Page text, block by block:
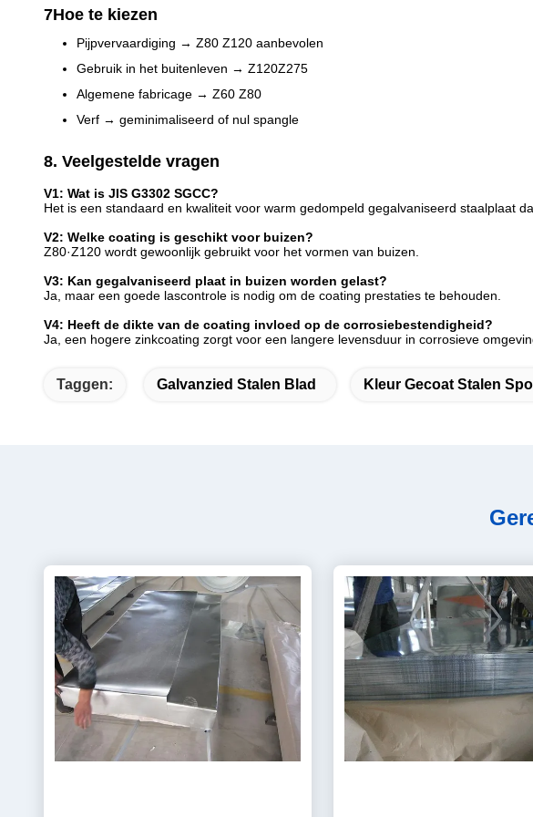
7Hoe te kiezen
Pijpvervaardiging → Z80 Z120 aanbevolen
Gebruik in het buitenleven → Z120Z275
Algemene fabricage → Z60 Z80
Verf → geminimaliseerd of nul spangle
8. Veelgestelde vragen
V1: Wat is JIS G3302 SGCC?
Het is een standaard en kwaliteit voor warm gedompeld gegalvaniseerd staalplaat
V2: Welke coating is geschikt voor buizen?
Z80·Z120 wordt gewoonlijk gebruikt voor het vormen van buizen.
V3: Kan gegalvaniseerd plaat in buizen worden gelast?
Ja, maar een goede lascontrole is nodig om de coating prestaties te behouden.
V4: Heeft de dikte van de coating invloed op de corrosiebestendigheid?
Ja, een hogere zinkcoating zorgt voor een langere levensduur in corrosieve
Taggen: Galvanzied Stalen Blad Kleur Gecoat Stalen